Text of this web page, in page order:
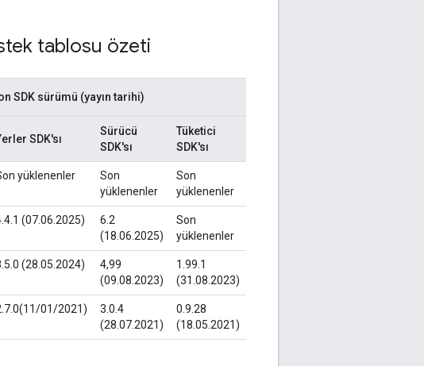
tablosu özeti
SDK sürümü (yayın tarihi)
SDK'sı
Sürücü
SDK'sı
Tüketici
SDK'sı
yüklenenler
Son
yüklenenler
Son
yüklenenler
(07.06.2025)
6.2
(18.06.2025)
Son
yüklenenler
(28.05.2024)
4,99
(09.08.2023)
1.99.1
(31.08.2023)
01/2021)
3.0.4
(28.07.2021)
0.9.28
(18.05.2021)